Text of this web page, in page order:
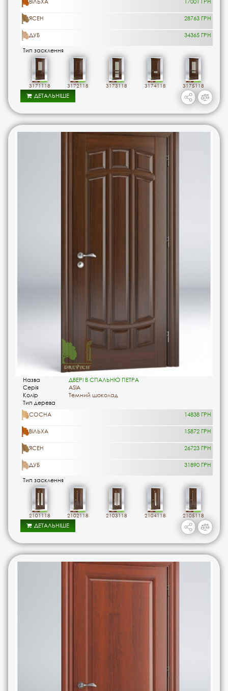
ЯСЕН 28763 ГРН
ДУБ
34365 ГРН
Тип засклення
3171118 3172118 3173118 3174118 3175118
ДЕТАЛЬНІШЕ
Назва
ДВЕРІ В СПАЛЬНЮ ПЕТРА
Серія
ASIA
Колір
Темний шоколад
Тип дерева
СОСНА
14838 ГРН
ВІЛЬХА 15872 ГРН
ЯСЕН 26723 ГРН
ДУБ
31890 ГРН
Тип засклення
2101118 2102118 2103118 2104118 2105118
ДЕТАЛЬНІШЕ